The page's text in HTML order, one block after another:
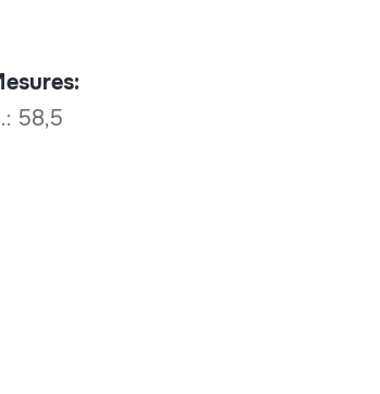
58,5